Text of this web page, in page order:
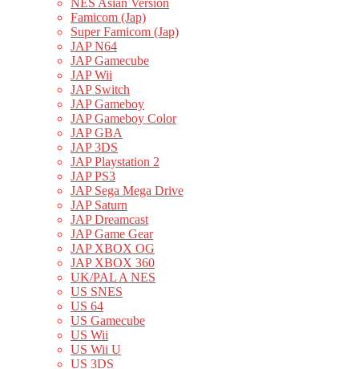
NES Asian Version
Famicom (Jap)
Super Famicom (Jap)
JAP N64
JAP Gamecube
JAP Wii
JAP Switch
JAP Gameboy
JAP Gameboy Color
JAP GBA
JAP 3DS
JAP Playstation 2
JAP PS3
JAP Sega Mega Drive
JAP Saturn
JAP Dreamcast
JAP Game Gear
JAP XBOX OG
JAP XBOX 360
UK/PAL A NES
US SNES
US 64
US Gamecube
US Wii
US Wii U
US 3DS